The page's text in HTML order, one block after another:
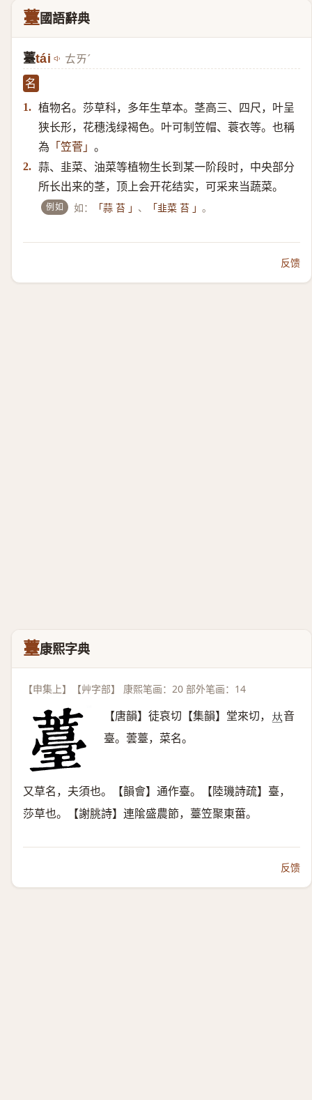
薹國語辭典
薹tái ㄊㄞˊ
名
1. 植物名。莎草科，多年生草本。茎高三、四尺，叶呈
狭长形，花穗浅绿褐色。叶可制笠帽、蓑衣等。也稱
為 「笠菅」 。
2. 蒜、韭菜、油菜等植物生长到某一阶段时，中央部分
所长出来的茎，顶上会开花结实，可采来当蔬菜。
例如 如： 「蒜 苔 」 、 「韭菜 苔 」。
反馈
薹康熙字典
【申集上】【艸字部】 康熙笔画：20 部外笔画：14
【唐韻】徒哀切【集韻】堂來切， 𠀤音
臺。蕓薹，菜名。
又草名，夫須也。【韻會】通作臺。【陸璣詩疏】臺，
莎草也。【謝朓詩】連隂盛農節，薹笠聚東葘。
反馈